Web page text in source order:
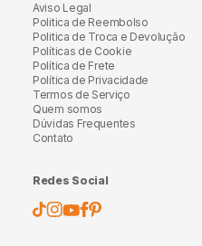
Aviso Legal
Politica de Reembolso
Politica de Troca e Devolução
Políticas de Cookie
Política de Frete
Política de Privacidade
Termos de Serviço
Quem somos
Dúvidas Frequentes
Contato
Redes Social